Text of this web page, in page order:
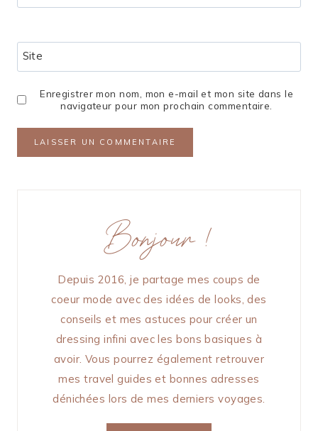
Site
Enregistrer mon nom, mon e-mail et mon site dans le
navigateur pour mon prochain commentaire.
Bonjour !
Depuis 2016, je partage mes coups de
coeur mode avec des idées de looks, des
conseils et mes astuces pour créer un
dressing infini avec les bons basiques à
avoir. Vous pourrez également retrouver
mes travel guides et bonnes adresses
dénichées lors de mes derniers voyages.